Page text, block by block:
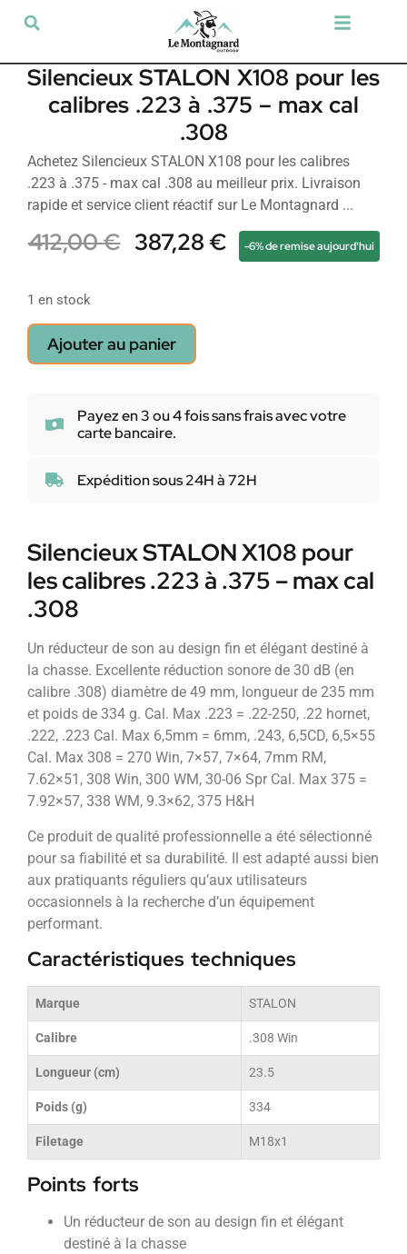
Silencieux STALON X108 pour les
calibres .223 à .375 – max cal
.308
Achetez Silencieux STALON X108 pour les calibres
.223 à .375 - max cal .308 au meilleur prix. Livraison
rapide et service client réactif sur Le Montagnard ...
412,00€ 387,28€ -6% de remise aujourd'hui
1 en stock
Ajouter au panier
Payez en 3 ou 4 fois sans frais avec votre
carte bancaire.
Expédition sous 24H à 72H
Silencieux STALON X108 pour
les calibres .223 à .375 – max cal
.308
Un réducteur de son au design fin et élégant destiné à
la chasse. Excellente réduction sonore de 30 dB (en
calibre .308) diamètre de 49 mm, longueur de 235 mm
et poids de 334 g. Cal. Max .223 = .22-250, .22 hornet,
.222, .223 Cal. Max 6,5mm = 6mm, .243, 6,5CD, 6,5×55
Cal. Max 308 = 270 Win, 7×57, 7×64, 7mm RM,
7.62×51, 308 Win, 300 WM, 30-06 Spr Cal. Max 375 =
7.92×57, 338 WM, 9.3×62, 375 H&H
Ce produit de qualité professionnelle a été sélectionné
pour sa fiabilité et sa durabilité. Il est adapté aussi bien
aux pratiquants réguliers qu’aux utilisateurs
occasionnels à la recherche d’un équipement
performant.
Caractéristiques techniques
Marque STALON
Calibre .308 Win
Longueur (cm) 23.5
Poids (g) 334
Filetage M18x1
Points forts
Un réducteur de son au design fin et élégant
destiné à la chasse